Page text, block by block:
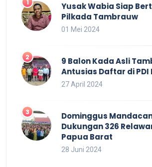
Yusak Wabia Siap
Pilkada Tambrauw
01 Mei 2024
9 Balon Kada Asli
Antusias Daftar di
27 April 2024
Dominggus
Dukungan 326
Papua Barat
28 Juni 2024